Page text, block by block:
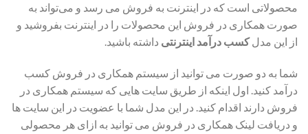
محصولاتی است که در اینترنت به فروش می رسد و می‌تواند به
صورت همکاری در فروش این محصولات را در اینترنت بفروشید و
از این مدلکسب درآمد اینترنتی داشته باشید.
شما به دو صورت می توانید از سیستم همکاری در فروش کسب
درآمد کنید. اول اینکه از طریق سایت هایی که سیستم همکاری در
فروش دارند اقدام کنید. در این مدل شما با عضویت در این سایت ها
و دریافت لینک همکاری در فروش می توانید به ازای هر محصولی